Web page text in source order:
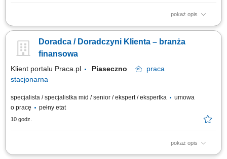
pokaż opis
obsługa klientów; utrzymywanie dobrych relacji z klientami; realizacja
firm;
Doradca / Doradczyni Klienta – branża
finansowa
Klient portalu Praca.pl Piaseczno
praca
stacjonarna
specjalista / specjalistka mid / senior / ekspert / ekspertka
umowa
o pracę
pełny etat
10 godz.
pokaż opis
Aktywne pozyskiwanie klientów i budowanie z nimi długofalowych relacji.